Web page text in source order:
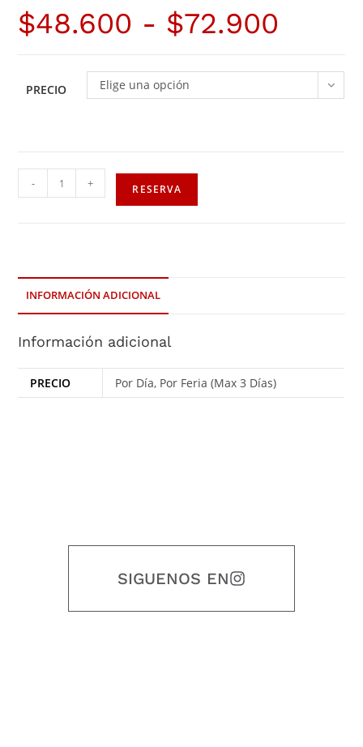
$48.600 - $72.900
PRECIO Elige una opción
- + RESERVA
INFORMACIÓN ADICIONAL
Información adicional
PRECIO Por Día, Por Feria (Max 3 Días)
SIGUENOS EN